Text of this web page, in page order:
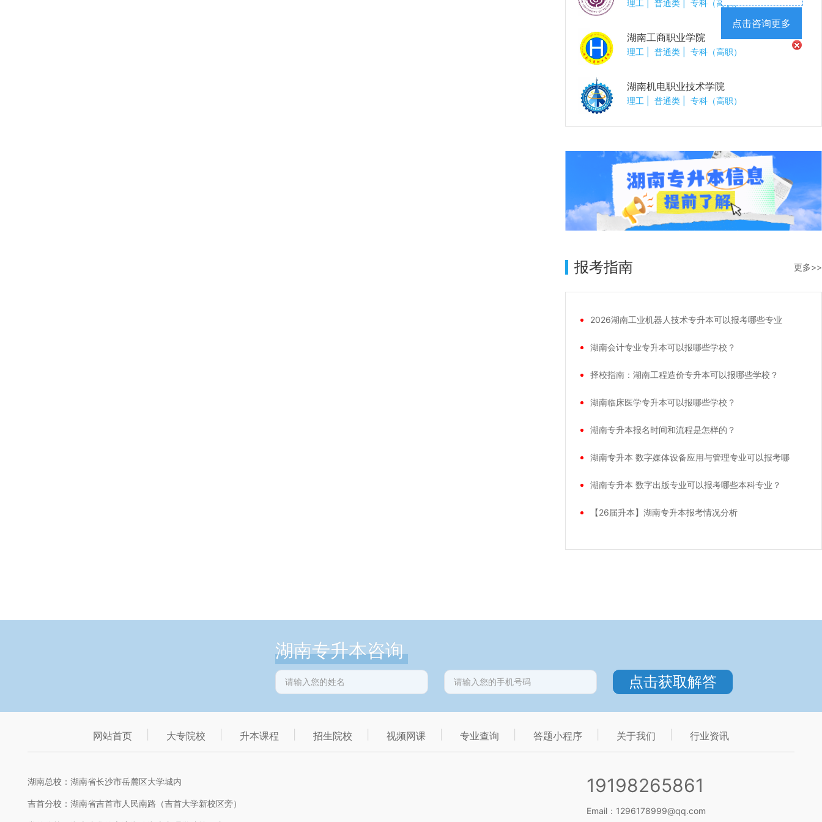
理工 普通类 专科（高职）
湖南工商职业学院
理工 普通类 专科（高职）
湖南机电职业技术学院
理工 普通类 专科（高职）
报考指南 更多>>
2026湖南工业机器人技术专升本可以报考哪些专业
湖南会计专业专升本可以报哪些学校？
择校指南：湖南工程造价专升本可以报哪些学校？
湖南临床医学专升本可以报哪些学校？
湖南专升本报名时间和流程是怎样的？
湖南专升本 数字媒体设备应用与管理专业可以报考哪
湖南专升本 数字出版专业可以报考哪些本科专业？
【26届升本】湖南专升本报考情况分析
湖南专升本咨询
网站首页 大专院校 升本课程 招生院校 视频网课 专业查询 答题小程序 关于我们 行业资讯
湖南总校：湖南省长沙市岳麓区大学城内
吉首分校：湖南省吉首市人民南路（吉首大学新校区旁）
19198265861
Email：1296178999@qq.com
点击咨询更多